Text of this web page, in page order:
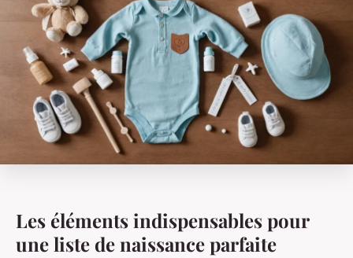
Les éléments indispensables pour
une liste de naissance parfaite